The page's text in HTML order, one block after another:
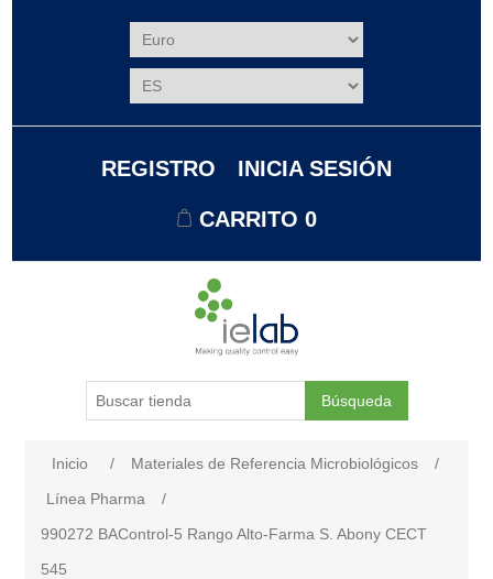
REGISTRO INICIA SESIÓN
CARRITO 0
Búsqueda
Inicio / Materiales de Referencia Microbiológicos
/
Línea Pharma
/
990272 BAControl-5 Rango Alto-Farma S. Abony CECT
545